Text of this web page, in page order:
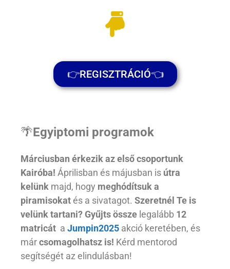
👉REGISZTRÁCIÓ👈
🌴Egyiptomi programok
Márciusban érkezik az első csoportunk
Kairóba! Áprilisban és májusban is útra
kelünk majd, hogy meghódítsuk a
piramisokat és a sivatagot. Szeretnél Te is
velünk tartani? Gyűjts össze legalább 12
matricát a Jumpin2025 akció keretében, és
márcsomagolhatsz is! Kérd mentorod
segítségét az elindulásban!